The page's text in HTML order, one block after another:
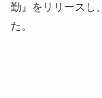
勤』をリリースし
た。